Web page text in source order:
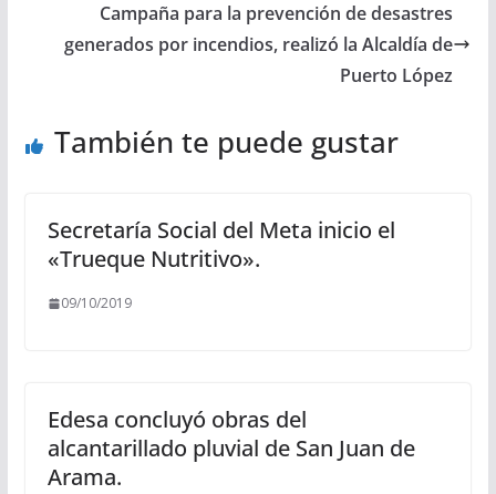
Campaña para la prevención de desastres
generados por incendios, realizó la Alcaldía de
Puerto López
También te puede gustar
Secretaría Social del Meta inicio el
«Trueque Nutritivo».
09/10/2019
Edesa concluyó obras del
alcantarillado pluvial de San Juan de
Arama.